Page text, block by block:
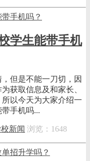
学生能带手机
但是不能一刀切，因
获取信息及和家长、
以今天为大家介绍一
手机吗...
新闻 浏览：1648